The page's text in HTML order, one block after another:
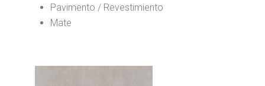
Pavimento / Revestimiento
Mate